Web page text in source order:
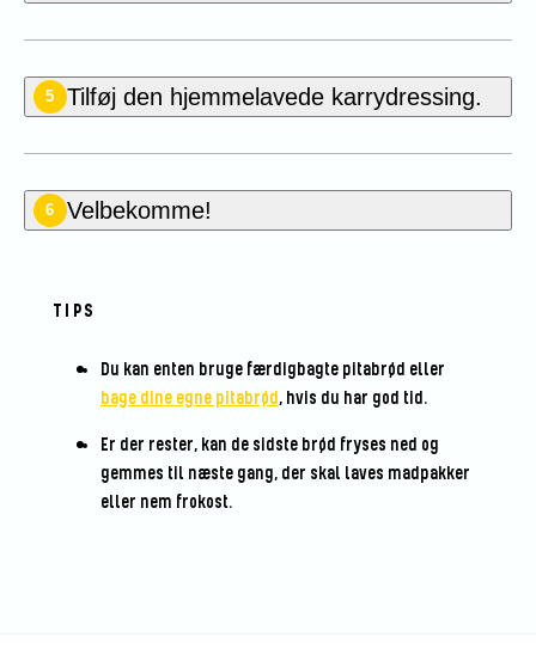
5 Tilføj den hjemmelavede karrydressing.
6 Velbekomme!
TIPS
Du kan enten bruge færdigbagte pitabrød eller
bage dine egne pitabrød, hvis du har god tid.
Er der rester, kan de sidste brød fryses ned og
gemmes til næste gang, der skal laves madpakker
eller nem frokost.